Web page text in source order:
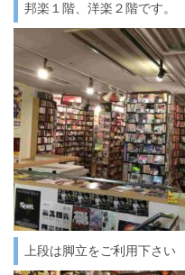
邦楽１階、洋楽２階です。
上段は脚立をご利用下さい